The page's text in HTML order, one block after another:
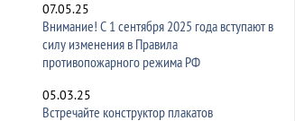
07.05.25
Внимание! С 1 сентября 2025 года вступают в
силу изменения в Правила
противопожарного режима РФ
05.03.25
Встречайте конструктор плакатов